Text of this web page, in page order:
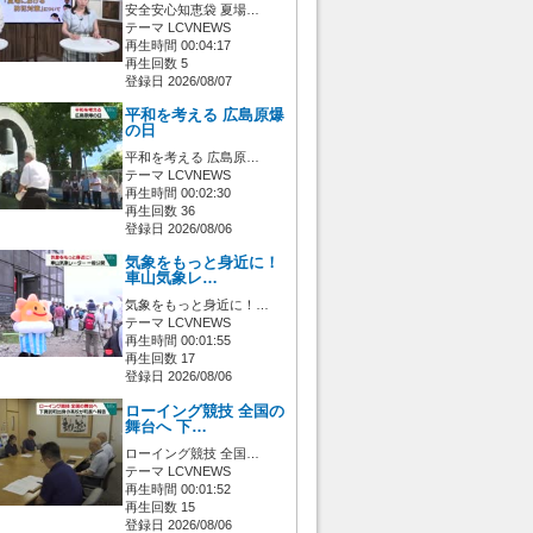
安全安心知恵袋 夏場…
テーマ LCVNEWS
再生時間 00:04:17
再生回数 5
登録日 2026/08/07
平和を考える 広島原爆
の日
平和を考える 広島原…
テーマ LCVNEWS
再生時間 00:02:30
再生回数 36
登録日 2026/08/06
気象をもっと身近に！
車山気象レ…
気象をもっと身近に！…
テーマ LCVNEWS
再生時間 00:01:55
再生回数 17
登録日 2026/08/06
ローイング競技 全国の
舞台へ 下…
ローイング競技 全国…
テーマ LCVNEWS
再生時間 00:01:52
再生回数 15
登録日 2026/08/06